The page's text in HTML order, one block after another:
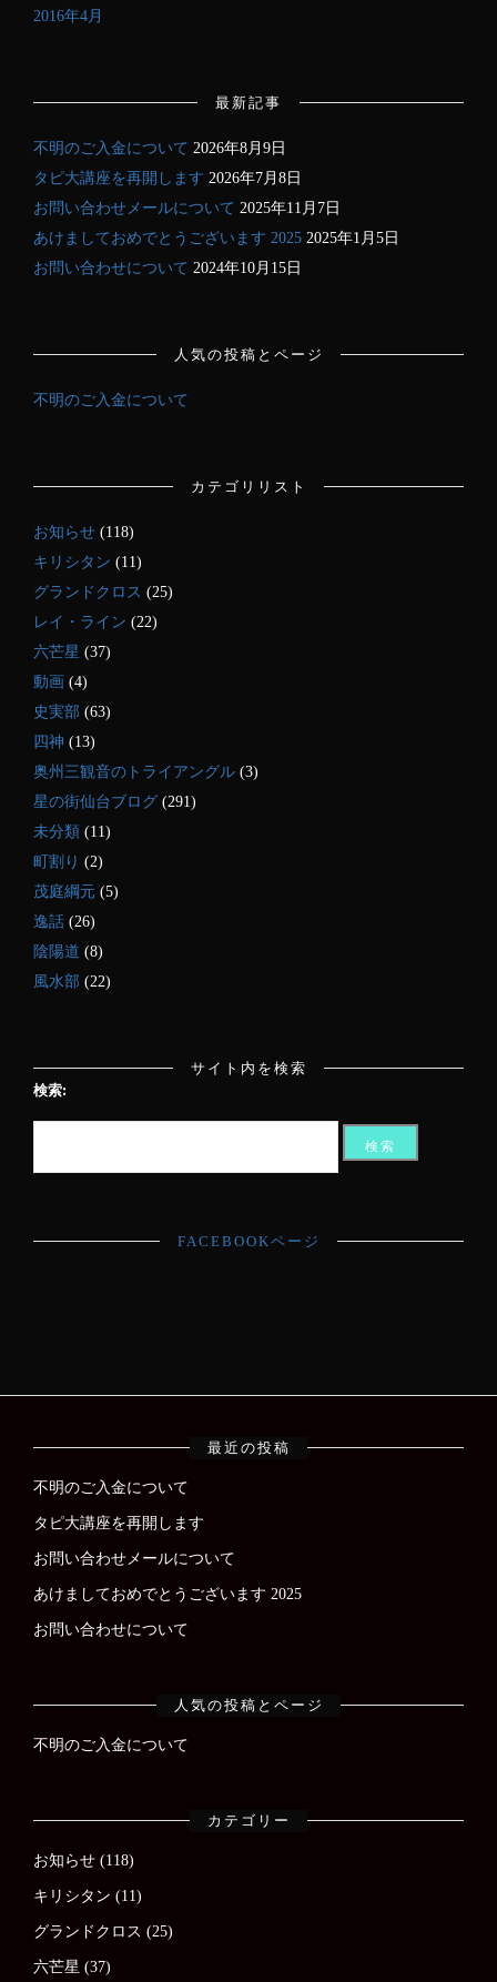
2016年4月
最新記事
不明のご入金について 2026年8月9日
タピ大講座を再開します 2026年7月8日
お問い合わせメールについて 2025年11月7日
あけましておめでとうございます 2025 2025年1月5日
お問い合わせについて 2024年10月15日
人気の投稿とページ
不明のご入金について
カテゴリリスト
お知らせ (118)
キリシタン (11)
グランドクロス (25)
レイ・ライン (22)
六芒星 (37)
動画 (4)
史実部 (63)
四神 (13)
奥州三観音のトライアングル (3)
星の街仙台ブログ (291)
未分類 (11)
町割り (2)
茂庭綱元 (5)
逸話 (26)
陰陽道 (8)
風水部 (22)
サイト内を検索
検索:
FACEBOOKページ
最近の投稿
不明のご入金について
タピ大講座を再開します
お問い合わせメールについて
あけましておめでとうございます 2025
お問い合わせについて
人気の投稿とページ
不明のご入金について
カテゴリー
お知らせ (118)
キリシタン (11)
グランドクロス (25)
六芒星 (37)